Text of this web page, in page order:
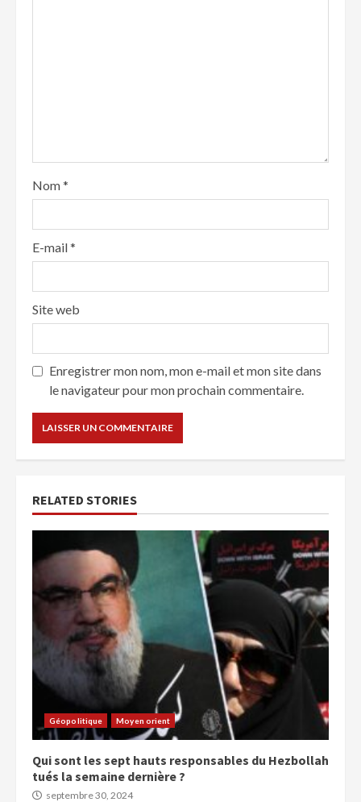
Nom*
E-mail*
Site web
Enregistrer mon nom, mon e-mail et mon site dans
le navigateur pour mon prochain commentaire.
RELATED STORIES
Géopolitique Moyen orient
Qui sont les sept hauts responsables du Hezbollah
tués la semaine dernière ?
septembre 30, 2024